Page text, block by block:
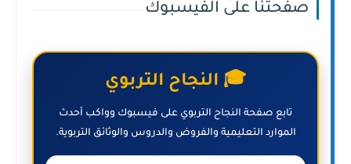
صفحتنا على الفيسبوك
🎓 النجاح التربوي
تابع صفحة النجاح التربوي على فيسبوك وواكب أحدث
الموارد التعليمية والفروض والدروس والوثائق التربوية.